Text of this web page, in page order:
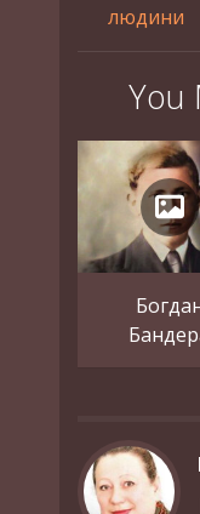
людини
You